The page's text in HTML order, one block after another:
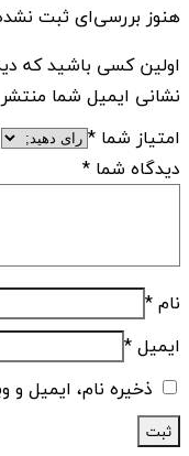
هنوز بررسی‌ای ثبت
اولین کسی باشید که
نشانی ایمیل شما
امتیاز شما *
دیدگاه شما *
نام*
ایمیل*
ذخیره نام، ایمیل